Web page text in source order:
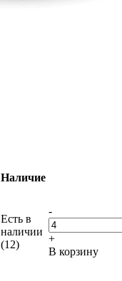
Наличие
Есть в
наличии
(12)
-
+
В корзину